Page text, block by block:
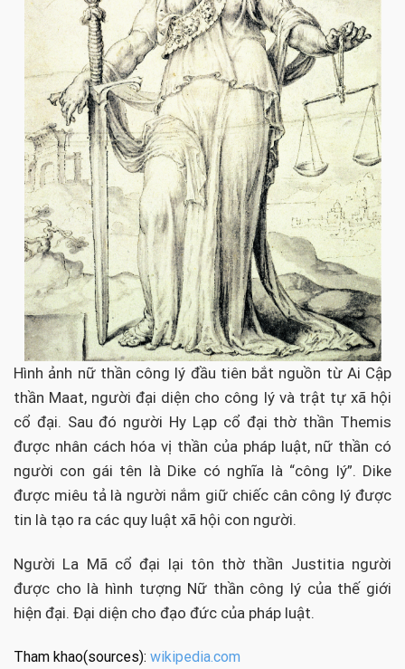
Hình ảnh nữ thần công lý đầu tiên bắt nguồn từ Ai Cập
thần Maat, người đại diện cho công lý và trật tự xã hội
cổ đại. Sau đó người Hy Lạp cổ đại thờ thần Themis
được nhân cách hóa vị thần của pháp luật, nữ thần có
người con gái tên là Dike có nghĩa là “công lý”. Dike
được miêu tả là người nắm giữ chiếc cân công lý được
tin là tạo ra các quy luật xã hội con người.
Người La Mã cổ đại lại tôn thờ thần Justitia người
được cho là hình tượng Nữ thần công lý của thế giới
hiện đại. Đại diện cho đạo đức của pháp luật.
Tham khao(sources): wikipedia.com